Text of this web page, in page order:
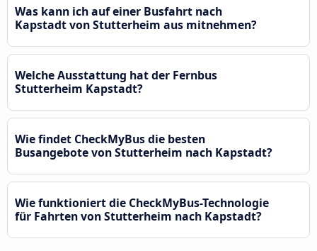
Was kann ich auf einer Busfahrt nach
Kapstadt von Stutterheim aus mitnehmen?
Welche Ausstattung hat der Fernbus
Stutterheim Kapstadt?
Wie findet CheckMyBus die besten
Busangebote von Stutterheim nach Kapstadt?
Wie funktioniert die CheckMyBus-Technologie
für Fahrten von Stutterheim nach Kapstadt?